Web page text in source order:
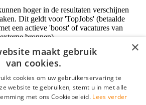
hoger in de resultaten verschijnen
Dit geldt voor 'TopJobs' (betaalde
een actieve 'boost' of vacatures van
bronnen).
×
maakt gebruik
van cookies.
cookies om uw gebruikerservaring te
website te gebruiken, stemt u in met alle
met ons Cookiebeleid. Lees verder